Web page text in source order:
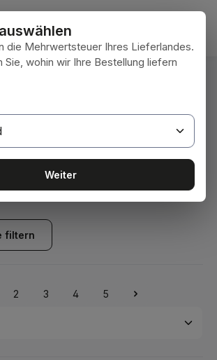
filtern
Seite
2
Seite
3
Seite
4
Seite
5
die Mehrwertsteuer Ihres Lieferlandes.
Sie, wohin wir Ihre Bestellung liefern
Weiter